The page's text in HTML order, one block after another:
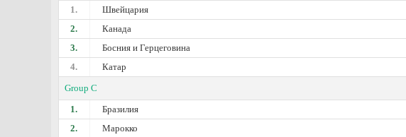
1.
Швейцария
2.
Канада
3.
Босния и Герцеговина
4.
Катар
Group C
1.
Бразилия
2.
Марокко